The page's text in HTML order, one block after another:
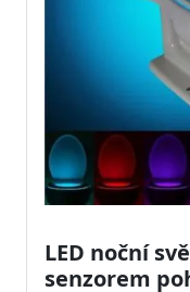
LED noční
senzorem